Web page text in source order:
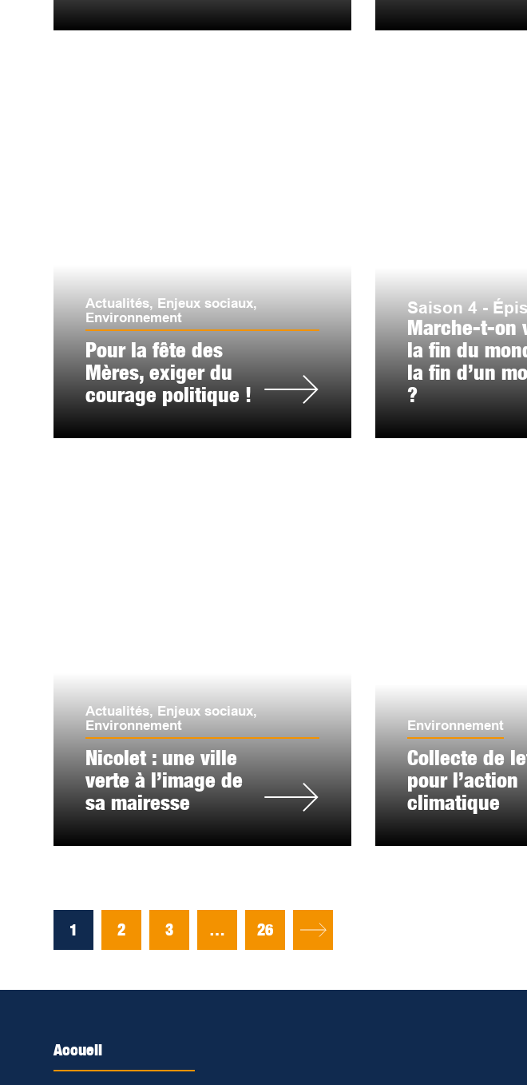
Actualités, Enjeux sociaux,
Environnement
Pour la fête des
Mères, exiger du
courage politique !
Saison 4 -
Marche-t-on
la fin du
la fin d’un
?
Actualités, Enjeux sociaux,
Environnement
Nicolet : une ville
verte à l’image de
sa mairesse
Environnement
Collecte de
pour l’action
climatique
1 2 3 … 26
Accueil